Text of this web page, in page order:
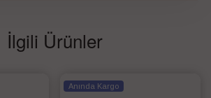
İlgili Ürünler
Anında Kargo